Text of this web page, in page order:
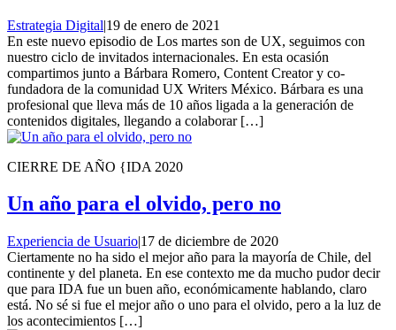
Estrategia Digital|19 de enero de 2021
En este nuevo episodio de Los martes son de UX, seguimos con
nuestro ciclo de invitados internacionales. En esta ocasión
compartimos junto a Bárbara Romero, Content Creator y co-
fundadora de la comunidad UX Writers México. Bárbara es una
profesional que lleva más de 10 años ligada a la generación de
contenidos digitales, llegando a colaborar […]
CIERRE DE AÑO {IDA 2020
Un año para el olvido, pero no
Experiencia de Usuario|17 de diciembre de 2020
Ciertamente no ha sido el mejor año para la mayoría de Chile, del
continente y del planeta. En ese contexto me da mucho pudor decir
que para IDA fue un buen año, económicamente hablando, claro
está. No sé si fue el mejor año o uno para el olvido, pero a la luz de
los acontecimientos […]